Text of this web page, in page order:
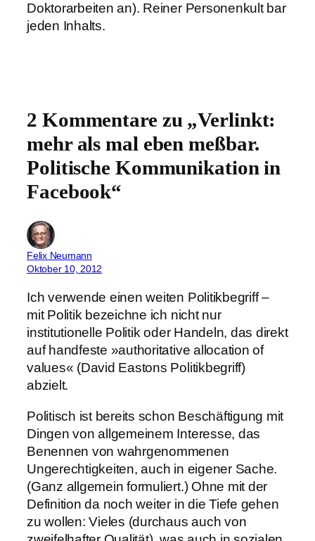
Doktorarbeiten an). Reiner Personenkult bar
jeden Inhalts.
2 Kommentare zu „Verlinkt:
mehr als mal eben meßbar.
Politische Kommunikation in
Facebook“
Felix Neumann
Oktober 10, 2012
Ich verwende einen weiten Politikbegriff –
mit Politik bezeichne ich nicht nur
institutionelle Politik oder Handeln, das direkt
auf handfeste »authoritative allocation of
values« (David Eastons Politikbegriff)
abzielt.
Politisch ist bereits schon Beschäftigung mit
Dingen von allgemeinem Interesse, das
Benennen von wahrgenommenen
Ungerechtigkeiten, auch in eigener Sache.
(Ganz allgemein formuliert.) Ohne mit der
Definition da noch weiter in die Tiefe gehen
zu wollen: Vieles (durchaus auch von